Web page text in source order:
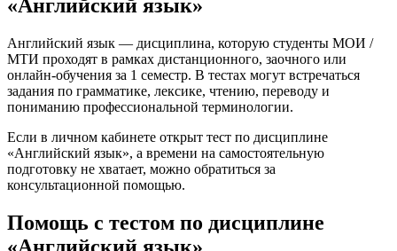
«Английский язык»
Английский язык — дисциплина, которую студенты МОИ /
МТИ проходят в рамках дистанционного, заочного или
онлайн-обучения за 1 семестр. В тестах могут встречаться
задания по грамматике, лексике, чтению, переводу и
пониманию профессиональной терминологии.
Если в личном кабинете открыт тест по дисциплине
«Английский язык», а времени на самостоятельную
подготовку не хватает, можно обратиться за
консультационной помощью.
Помощь с тестом по дисциплине